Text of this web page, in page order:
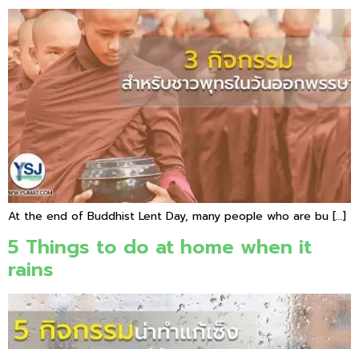
At the end of Buddhist Lent Day, many people who are bu […]
5 Things to do at home when it
rains